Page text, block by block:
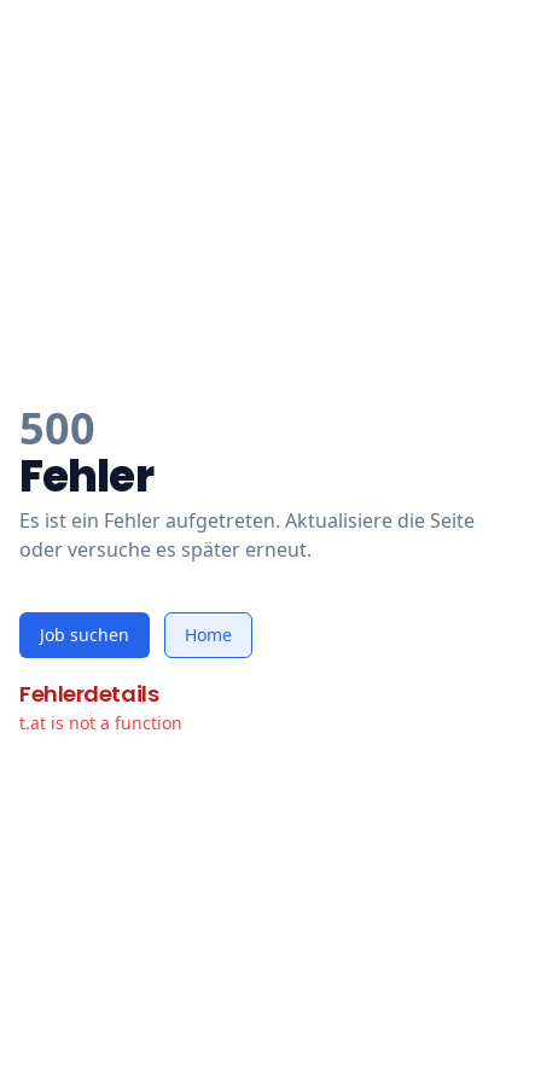
500
Fehler
Es ist ein Fehler aufgetreten. Aktualisiere die Seite
oder versuche es später erneut.
Job suchen Home
Fehlerdetails
t.at is not a function